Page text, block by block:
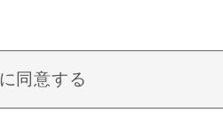
に同意する